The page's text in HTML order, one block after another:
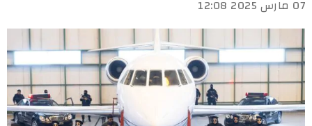
07 مارس 2025 12:08